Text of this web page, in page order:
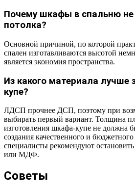
Почему шкафы в спальню
потолка?
Основной причиной, по которой
спален изготавливаются высотой
является экономия пространства.
Из какого материала лучше
купе?
ЛДСП прочнее ДСП, поэтому при
выбирать первый вариант. Толщина
изготовления шкафа-купе не должна
создания качественного и
специалисты рекомендуют
или МДФ.
Советы